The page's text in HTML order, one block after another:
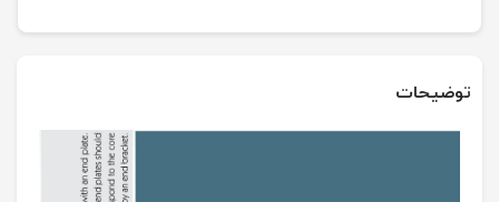
توضیحات